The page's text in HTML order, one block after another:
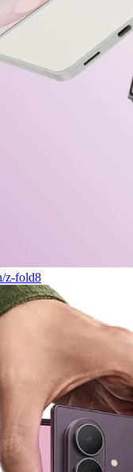
z-fold8